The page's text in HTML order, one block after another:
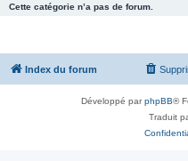
Cette catégorie n’a pas de forum.
Index du forum
Développé parphpBB®
Traduit